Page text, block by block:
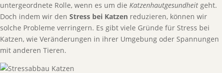
untergeordnete Rolle, wenn es um die Katzenhautgesundheit geht.
Doch indem wir den Stress bei Katzen reduzieren, können wir
solche Probleme verringern. Es gibt viele Gründe für Stress bei
Katzen, wie Veränderungen in ihrer Umgebung oder Spannungen
mit anderen Tieren.